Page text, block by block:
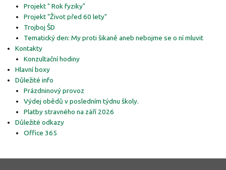
Projekt " Rok fyziky"
Projekt "Život před 60 lety"
Trojboj ŠD
Tematický den: My proti šikaně aneb nebojme se o ní mluvit
Kontakty
Konzultační hodiny
Hlavní boxy
Důležité info
Prázdninový provoz
Výdej obědů v posledním týdnu školy.
Platby stravného na září 2026
Důležité odkazy
Office 365